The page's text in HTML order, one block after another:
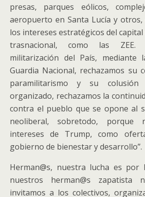
presas, parques eólicos,
aeropuerto en Santa Lucía y
los intereses estratégicos del
trasnacional, como las ZEE.
militarización del País, mediante
Guardia Nacional, rechazamos su
paramilitarismo y su
organizado, rechazamos la
contra el pueblo que se opone al
neoliberal, sobretodo, porque
intereses de Trump, como
gobierno de bienestar y desarrollo”.
Herman@s, nuestra lucha es por
nuestros herman@s zapatista
invitamos a los colectivos,